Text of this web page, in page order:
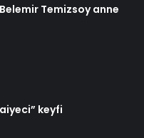
Temizsoy anne
keyfi